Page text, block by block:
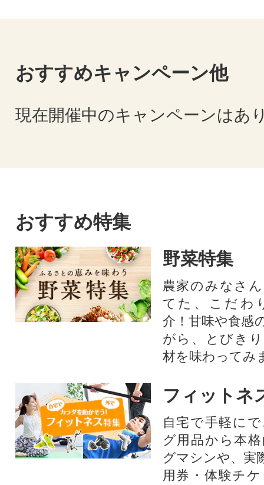
おすすめキャンペーン他
現在開催中のキャンペーンはあ
おすすめ特集
野菜特集
農家のみなさ
てた、こだわ
介！甘味や食感
がら、とびき
材を味わってみ
フィットネ
自宅で手軽に
グ用品から本
グマシンや、実
用券・体験チ